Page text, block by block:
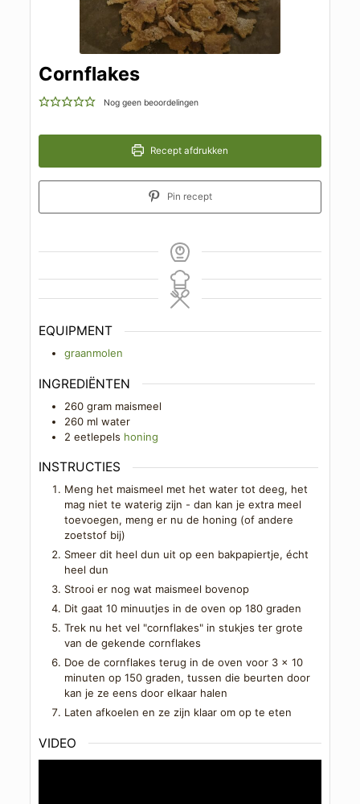
Cornflakes
Nog geen beoordelingen
Recept afdrukken
Pin recept
EQUIPMENT
graanmolen
INGREDIËNTEN
260 gram maismeel
260 ml water
2 eetlepels honing
INSTRUCTIES
Meng het maismeel met het water tot deeg, het
mag niet te waterig zijn - dan kan je extra meel
toevoegen, meng er nu de honing (of andere
zoetstof bij)
Smeer dit heel dun uit op een bakpapiertje, écht
heel dun
Strooi er nog wat maismeel bovenop
Dit gaat 10 minuutjes in de oven op 180 graden
Trek nu het vel "cornflakes" in stukjes ter grote
van de gekende cornflakes
Doe de cornflakes terug in de oven voor 3 x 10
minuten op 150 graden, tussen die beurten door
kan je ze eens door elkaar halen
Laten afkoelen en ze zijn klaar om op te eten
VIDEO